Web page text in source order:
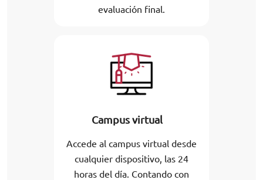
evaluación final.
Campus virtual
Accede al campus virtual desde
cualquier dispositivo, las 24
horas del día. Contando con